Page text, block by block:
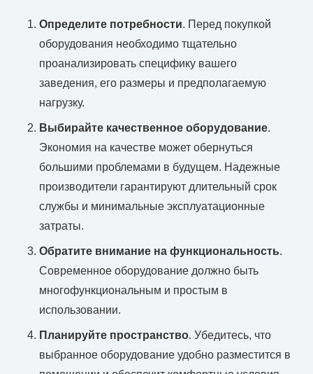
Определите потребности. Перед покупкой
оборудования необходимо тщательно
проанализировать специфику вашего
заведения, его размеры и предполагаемую
нагрузку.
Выбирайте качественное оборудование.
Экономия на качестве может обернуться
большими проблемами в будущем. Надежные
производители гарантируют длительный срок
службы и минимальные эксплуатационные
затраты.
Обратите внимание на функциональность.
Современное оборудование должно быть
многофункциональным и простым в
использовании.
Планируйте пространство. Убедитесь, что
выбранное оборудование удобно разместится в